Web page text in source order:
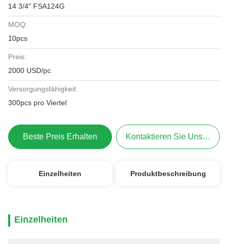
14 3/4" FSA124G
MOQ:
10pcs
Preis:
2000 USD/pc
Versorgungsfähigkeit:
300pcs pro Viertel
Beste Preis Erhalten Kontaktieren Sie Uns Jetzt
Einzelheiten Produktbeschreibung
Einzelheiten